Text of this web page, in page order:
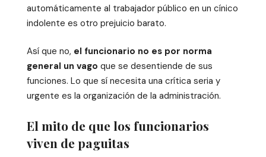
automáticamente al trabajador público en un cínico
indolente es otro prejuicio barato.
Así que no, el funcionario no es por norma
general un vago que se desentiende de sus
funciones. Lo que sí necesita una crítica seria y
urgente es la organización de la administración.
El mito de que los funcionarios
viven de paguitas